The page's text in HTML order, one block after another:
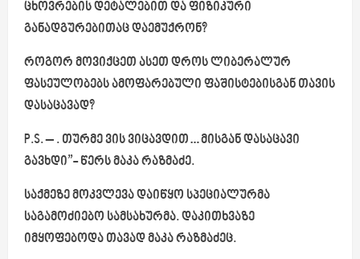
ცხოვრების დეტალებით და ფიზიკური
განადგურებითაც დაემუქრონ?
როგორ მოვიქცეთ ასეთ დროს ლიბერალურ
ფასეულობებს ამოფარებული ფაშისტებისგან თავის
დასაცავად?
P.S. – . თურმე ვის ვიცავდით…მისგან დასაცავი
გავხდი”-წერს მაკა რაზმაძე.
საქმეზე მოკვლევა დაიწყო სპეციალურმა
საგამოძიებო სამსახურმა. დაკითხვაზე
იმყოფებოდა თავად მაკა რაზმაძეც.